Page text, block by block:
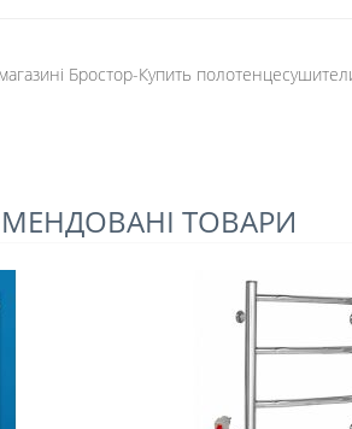
Бростор-Купить
ТОВАРИ